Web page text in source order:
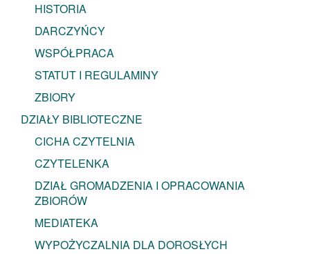
HISTORIA
DARCZYŃCY
WSPÓŁPRACA
STATUT I REGULAMINY
ZBIORY
DZIAŁY BIBLIOTECZNE
CICHA CZYTELNIA
CZYTELENKA
DZIAŁ GROMADZENIA I OPRACOWANIA
ZBIORÓW
MEDIATEKA
WYPOŻYCZALNIA DLA DOROSŁYCH